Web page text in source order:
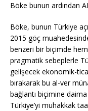
Böke bunun ardından
Böke, bunun Türkiye
2015 göç
benzeri bir biçimde
pragmatik sebeplerle
gelişecek ekonomik-
bırakarak bu al-ver
bağlantı biçimine
Türkiye’yi muhakkak